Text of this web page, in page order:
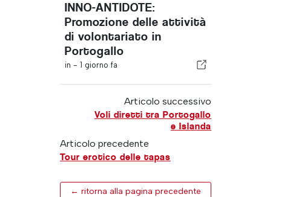
INNO-ANTIDOTE:
Promozione delle attività
di volontariato in
Portogallo
in - 1 giorno fa
Articolo successivo
Voli diretti tra Portogallo
e Islanda
Articolo precedente
Tour erotico delle tapas
← ritorna alla pagina precedente